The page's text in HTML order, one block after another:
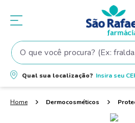
O que você procura? (Ex: fralda...)
Qual sua localização? Insira seu
Dermocosméticos
Termos mais buscados
1º fralda
shampoo